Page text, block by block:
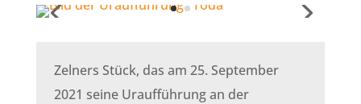
Zelners Stück, das am 25. September
2021 seine Uraufführung an der